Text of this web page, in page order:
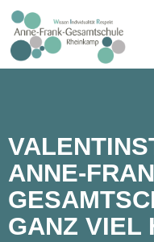
ANNE-
GANZ VIEL